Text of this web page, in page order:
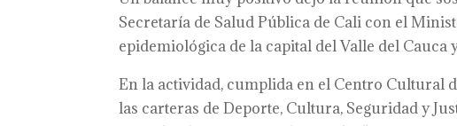
Secretaría de Salud Pública de Cali con el
epidemiológica de la capital del Valle del
En la actividad, cumplida en el Centro Cultural
las carteras de Deporte, Cultura, Seguridad y